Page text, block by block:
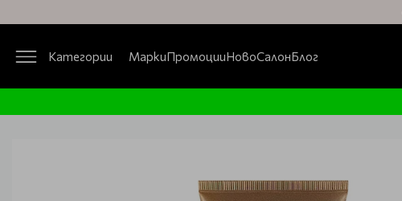
Категории МаркиПромоцииНовоСалонБлог